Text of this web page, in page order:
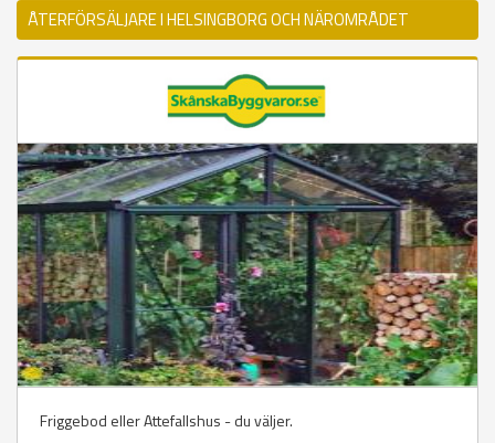
ÅTERFÖRSÄLJARE I HELSINGBORG OCH NÄROMRÅDET
Friggebod eller Attefallshus - du väljer.